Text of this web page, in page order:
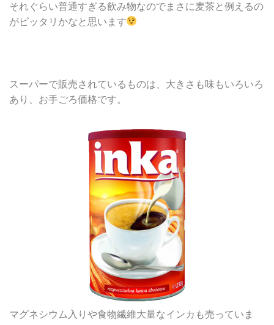
それぐらい普通すぎる飲み物なのでまさに麦茶と例えるの
がピッタリかなと思います
スーパーで販売されているものは、大きさも味もいろいろ
あり、お手ごろ価格です。
マグネシウム入りや食物繊維大量なインカも売っていま